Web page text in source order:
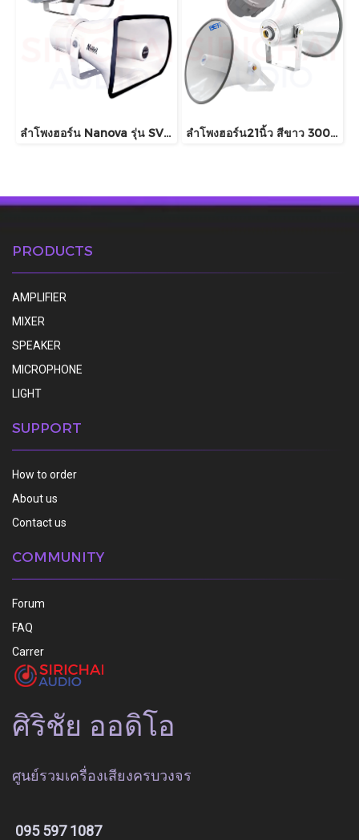
ลำโพงฮอร์น Nanova รุ่น SV357LI ลำโพงฮอร์น21นิ้ว สีขาว 300วัตต์ BEST รุ่น AH21 AU300
PRODUCTS
AMPLIFIER
MIXER
SPEAKER
MICROPHONE
LIGHT
SUPPORT
How to order
About us
Contact us
COMMUNITY
Forum
FAQ
Carrer
ศิริชัย ออดิโอ
ศูนย์รวมเครื่องเสียงครบวงจร
095 597 1087